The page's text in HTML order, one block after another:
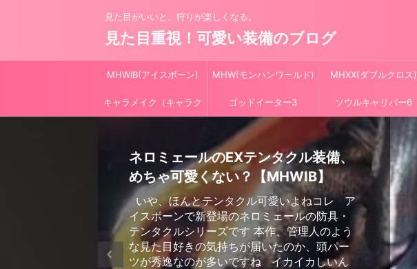
見た目がいいと、狩りが楽しくなる。
見た目重視！可愛い装備のブログ
MHWIB(アイスボーン) MHW(モンハンワールド) MHXX(ダブルクロス)
キャラメイク（キャラク ゴッドイーター3 ソウルキャリバー6
ネロミェールのEXテンタクル装備、
めちゃ可愛くない？【MHWIB】
いや、ほんとテンタクル可愛いよねコレ ア
イスボーンで新登場のネロミェールの防具・
テンタクルシリーズです 本作、管理人のよう
な見た目好きの気持ちが届いたのか、頭パー
ツが秀逸なのが多いですね イカイカしいん